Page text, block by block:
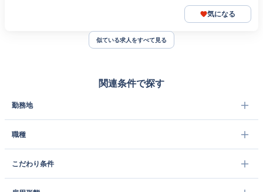
気になる
似ている求人をすべて見る
関連条件で探す
勤務地
職種
こだわり条件